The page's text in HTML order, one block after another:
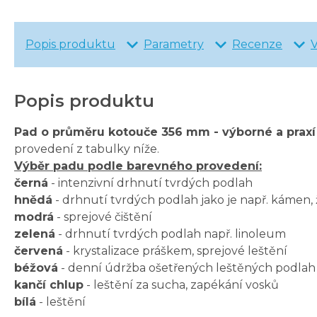
Popis produktu Parametry Recenze
Popis produktu
Pad o průměru kotouče 356 mm - výborné a
provedení z tabulky níže.
Výběr padu podle barevného provedení:
černá - intenzivní drhnutí tvrdých podlah
hnědá - drhnutí tvrdých podlah jako je např. kámen,
modrá - sprejové čištění
zelená - drhnutí tvrdých podlah např. linoleum
červená - krystalizace práškem, sprejové leštění
béžová - denní údržba ošetřených leštěných podlah
kančí chlup - leštění za sucha, zapékání vosků
bílá - leštění